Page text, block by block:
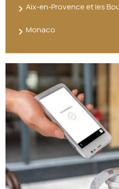
Aix-en-Provence et les
Monaco